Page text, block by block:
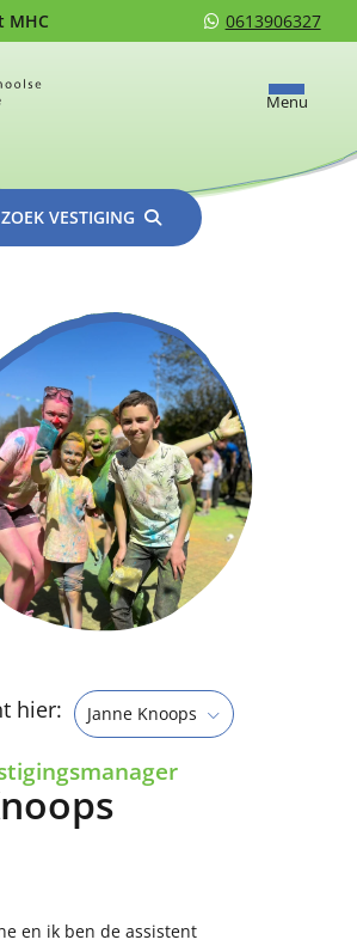
MHC 0613906327
Menu
ZOEK VESTIGING
hier: Janne Knoops
en ik ben de assistent